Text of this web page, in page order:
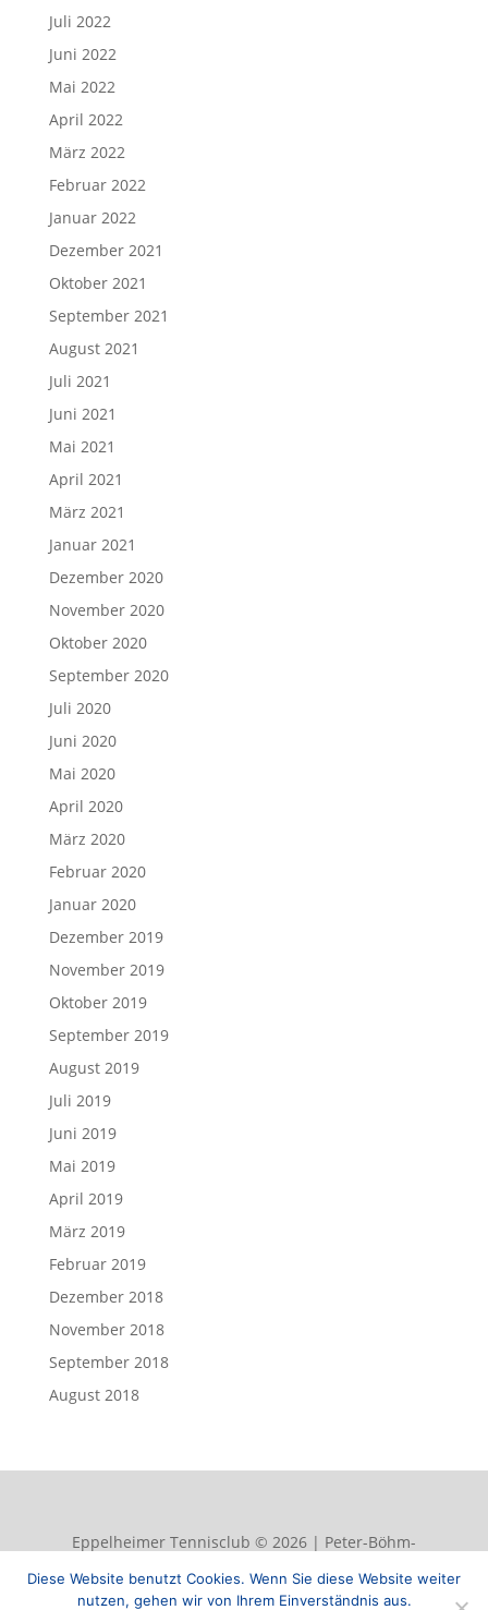
Juli 2022
Juni 2022
Mai 2022
April 2022
März 2022
Februar 2022
Januar 2022
Dezember 2021
Oktober 2021
September 2021
August 2021
Juli 2021
Juni 2021
Mai 2021
April 2021
März 2021
Januar 2021
Dezember 2020
November 2020
Oktober 2020
September 2020
Juli 2020
Juni 2020
Mai 2020
April 2020
März 2020
Februar 2020
Januar 2020
Dezember 2019
November 2019
Oktober 2019
September 2019
August 2019
Juli 2019
Juni 2019
Mai 2019
April 2019
März 2019
Februar 2019
Dezember 2018
November 2018
September 2018
August 2018
Eppelheimer Tennisclub © 2026 | Peter-Böhm-
eppelheim.de | Datenschutzerklärung| Impressum
Diese Website benutzt Cookies. Wenn Sie diese Website weiter
nutzen, gehen wir von Ihrem Einverständnis aus.